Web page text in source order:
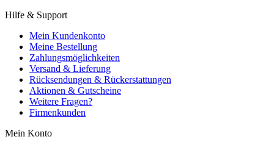
Hilfe & Support
Mein Kundenkonto
Meine Bestellung
Zahlungsmöglichkeiten
Versand & Lieferung
Rücksendungen & Rückerstattungen
Aktionen & Gutscheine
Weitere Fragen?
Firmenkunden
Mein Konto